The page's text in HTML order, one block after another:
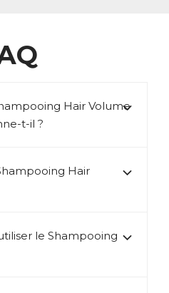
Hair Volume
t-il ?
Hair
le Shampooing